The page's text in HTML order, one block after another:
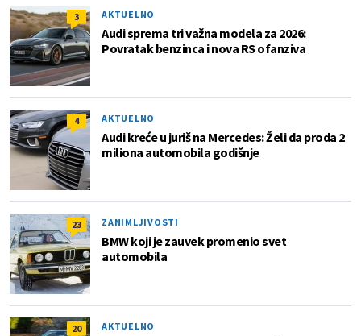
3 AKTUELNO
Audi sprema tri važna modela za 2026:
Povratak benzinca i nova RS ofanziva
4 AKTUELNO
Audi kreće u juriš na Mercedes: Želi da proda 2
miliona automobila godišnje
23 ZANIMLJIVOSTI
BMW koji je zauvek promenio svet
automobila
20 AKTUELNO